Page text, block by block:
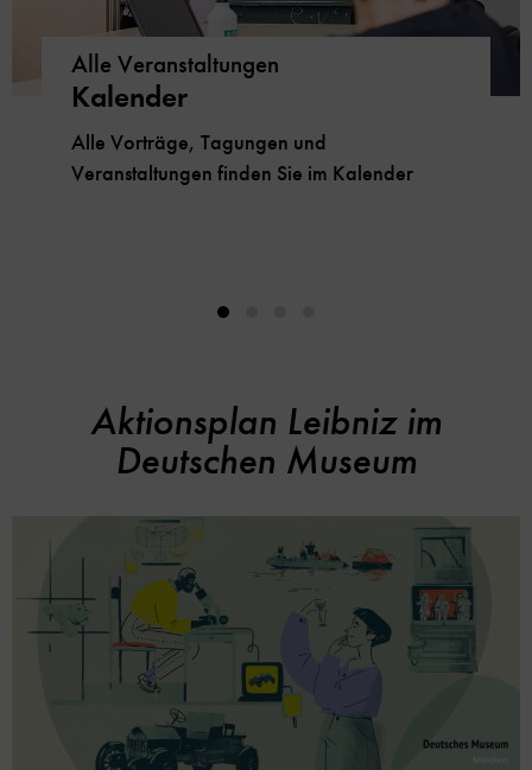
Alle Veranstaltungen
Kalender
Alle Vorträge, Tagungen und
Veranstaltungen finden Sie im Kalender
Aktionsplan Leibniz im
Deutschen Museum